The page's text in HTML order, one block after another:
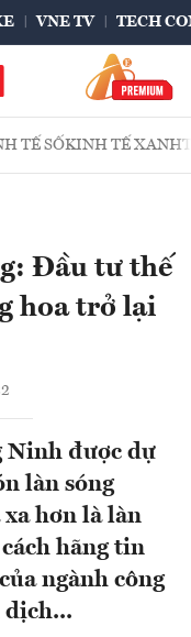
VNE TV TECH
TẾ SỐKINH TẾ XANH
Đầu tư thế
hoa trở lại
Ninh được dự
làn sóng
xa hơn là làn
hãng tin
ngành công
dịch...